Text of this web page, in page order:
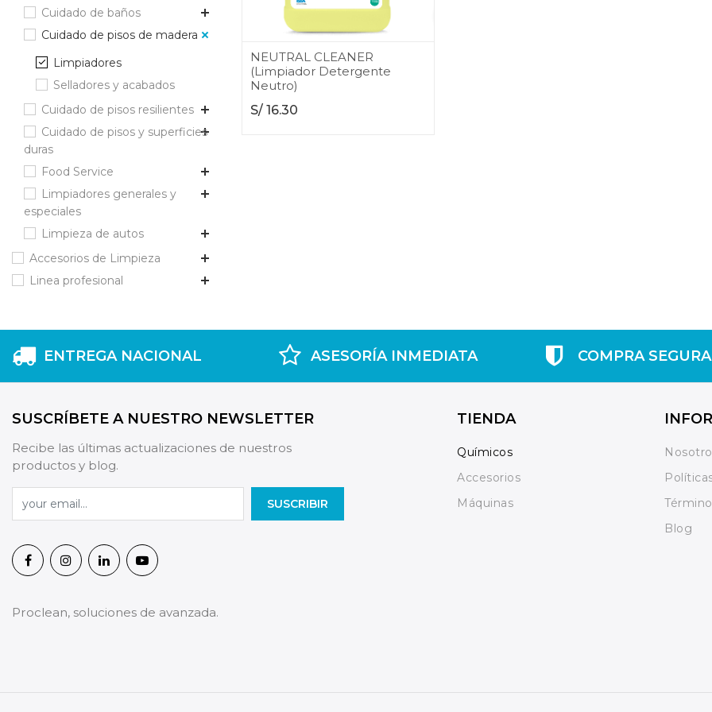
Cuidado de baños
Cuidado de pisos de madera
Limpiadores
Selladores y acabados
Cuidado de pisos resilientes
Cuidado de pisos y superficies
duras
Food Service
Limpiadores generales y
especiales
Limpieza de autos
Accesorios de Limpieza
Linea profesional
NEUTRAL CLEANER
(Limpiador Detergente
Neutro)
S/ 16.30
ENTREGA NACIONAL ASESORÍA INMEDIATA COMPRA SEGURA
SUSCRÍBETE A NUESTRO NEWSLETTER
Recibe las últimas actualizaciones de nuestros
productos y blog.
SUSCRIBIR
TIENDA
Químicos
Accesorios
Máquinas
Blog
Proclean, soluciones de avanzada.